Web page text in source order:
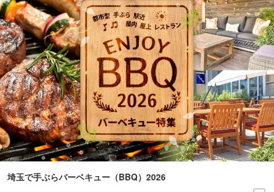
埼玉で手ぶらバーベキュー（BBQ）2026